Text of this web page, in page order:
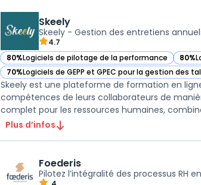
Skeely
Skeely - Gestion des entretiens
4.7
80%Logiciels de pilotage de la performance
— voir Skeely dans cette catégorie 80%
—
70%Logiciels de GEPP et GPEC pour la gestion des
— voir Skeely dans cette catégorie
Skeely est une plateforme de formation en
compétences de leurs collaborateurs de
complet pour les ressources humaines,
Plus d’infos
Foederis
Pilotez l’intégralité des processus RH